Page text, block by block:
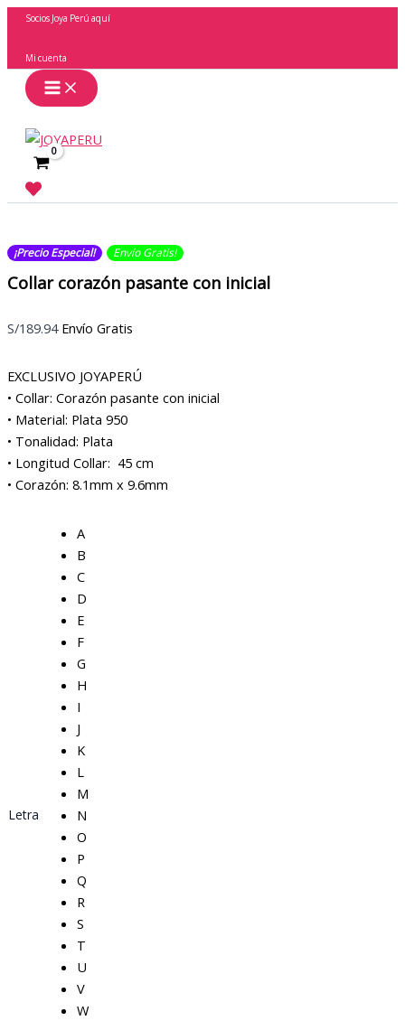
contenido
Socios Joya Perú aquí
Mi cuenta
¡Precio Especial! Envío Gratis​​​!
Collar corazón pasante con inicial
S/189.94 Envío Gratis
EXCLUSIVO JOYAPERÚ
• Collar: Corazón pasante con inicial
• Material: Plata 950
• Tonalidad: Plata
• Longitud Collar: 45 cm
• Corazón: 8.1mm x 9.6mm
Letra
A
B
C
D
E
F
G
H
I
J
K
L
M
N
O
P
Q
R
S
T
U
V
W